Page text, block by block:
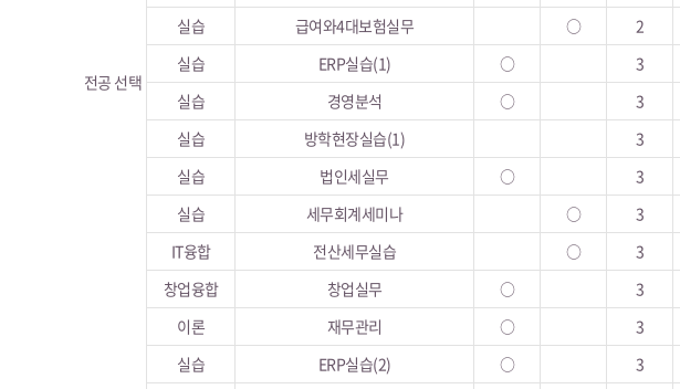
전공 선택
실습
급여와4대보험실무 ○ 2
실습
ERP실습(1) ○ 3
실습
경영분석 ○ 3
실습
방학현장실습(1) 3
실습
법인세실무 ○ 3
실습
세무회계세미나 ○ 3
IT융합
전산세무실습 ○ 3
창업융합
창업실무 ○ 3
이론
재무관리 ○ 3
실습
ERP실습(2) ○ 3